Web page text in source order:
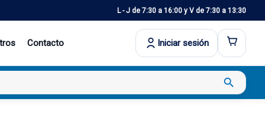
L - J de 7:30 a 16:00 y V de 7:30 a 13:30
Contacto Iniciar sesión
search